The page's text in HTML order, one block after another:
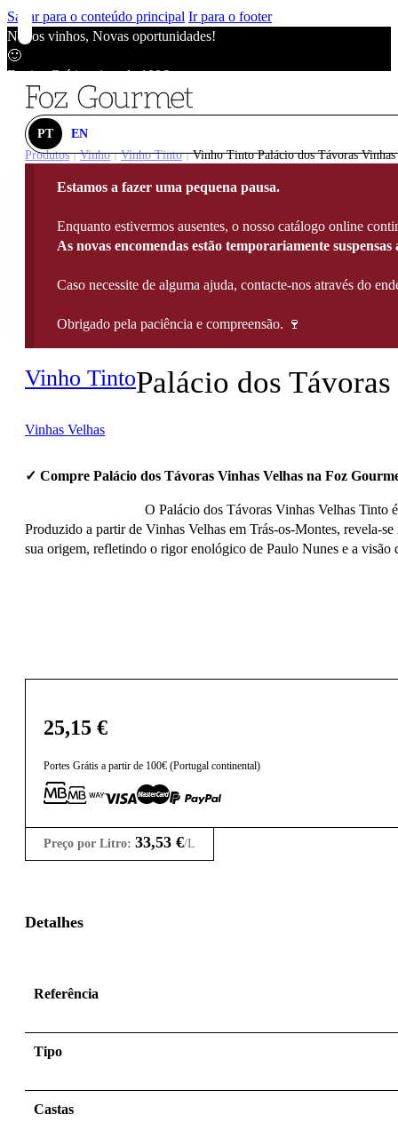
Saltar para o conteúdo principal Ir para o footer
Novos vinhos, Novas oportunidades!
🙂
Envios Grátis acima de 100€
Novos vinhos, Novas oportunidades!
Envios Grátis acima de 100€
Novos vinhos, Novas oportunidades!
Envios Grátis acima de 100€
PT
EN
Produtos | Vinho | Vinho Tinto | Vinho Tinto Palácio dos Távoras
Estamos a fazer uma pequena pausa.
Enquanto estivermos ausentes, o nosso catálogo online
As novas encomendas estão temporariamente suspensas
Caso necessite de alguma ajuda, contacte-nos através do
Obrigado pela paciência e compreensão. 🍷
Vinho TintoPalácio dos Távoras
Vinhas Velhas
✓ Compre Palácio dos Távoras Vinhas Velhas na Foz
O Palácio dos Távoras Vinhas Velhas Tinto
Produzido a partir de Vinhas Velhas em Trás-os-Montes, revela-
sua origem, refletindo o rigor enológico de Paulo Nunes e a
25,15 €
Portes Grátis a partir de 100€ (Portugal continental)
Preço por Litro: 33,53 €/L
Detalhes
Referência
Tipo
Castas